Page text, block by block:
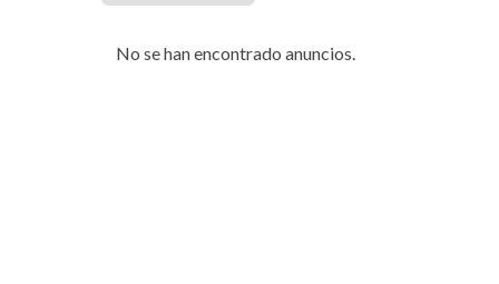
No se han encontrado anuncios.